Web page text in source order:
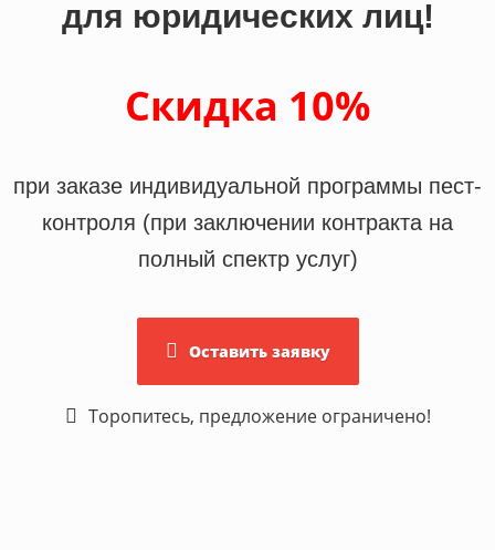
для юридических лиц!
Скидка 10%
при заказе индивидуальной программы пест-
контроля (при заключении контракта на
полный спектр услуг)
Оставить заявку
Торопитесь, предложение ограничено!